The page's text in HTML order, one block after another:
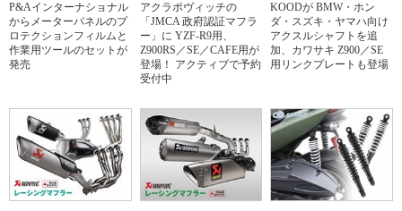
P&Aインターナショナル
からメーターパネルのプ
ロテクションフィルムと
作業用ツールのセットが
発売
アクラポヴィッチの
「JMCA 政府認証マフラ
ー」に YZF-R9用、
Z900RS／SE／CAFE用が
登場！ アクティブで予約
受付中
KOODが BMW・ホン
ダ・スズキ・ヤマハ向け
アクスルシャフトを追
加、カワサキ Z900／SE
用リンクプレートも登場